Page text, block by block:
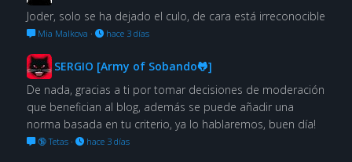
Joder, solo se ha dejado el culo, de cara está irreconocible
Mia Malkova · hace 3 días
SERGIO [Army of Sobando🐸]
De nada, gracias a ti por tomar decisiones de moderación
que benefician al blog, además se puede añadir una
norma basada en tu criterio, ya lo hablaremos, buen día!
🔞 Tetas· hace 3 días